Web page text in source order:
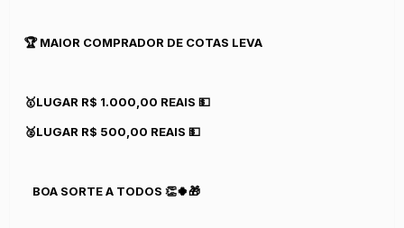
🏆 MAIOR COMPRADOR DE COTAS LEVA
🥇LUGAR R$ 1.000,00 REAIS 💵
🥈LUGAR R$ 500,00 REAIS 💵
BOA SORTE A TODOS 👏🍀🎁